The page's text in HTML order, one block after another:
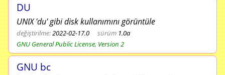
DU
UNIX 'du' gibi disk kullanımını görüntüle
değiştirilme:2022-02-17.0 sürüm 1.0a
GNU General Public License, Version 2
GNU bc